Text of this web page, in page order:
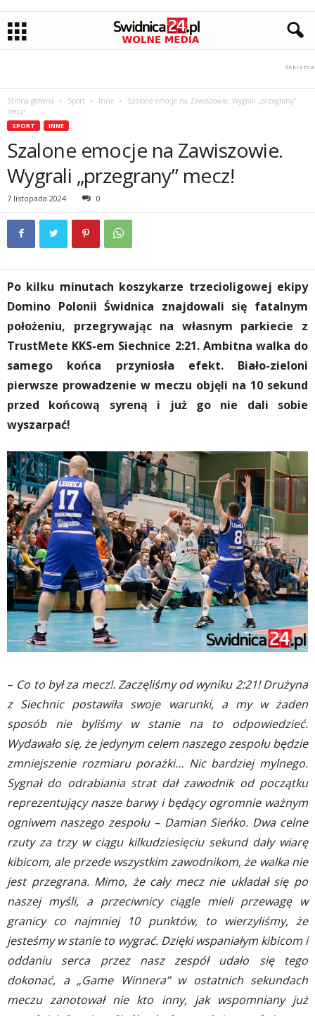
Strona główna Sport Inne
Szalone emocje na Zawiszowie. Wygrali „przegrany”
mecz!
SPORT INNE
Szalone emocje na Zawiszowie.
Wygrali „przegrany” mecz!
7 listopada 2024 0
Po kilku minutach koszykarze trzecioligowej ekipy
Domino Polonii Świdnica znajdowali się fatalnym
położeniu, przegrywając na własnym parkiecie z
TrustMete KKS-em Siechnice 2:21. Ambitna walka do
samego końca przyniosła efekt. Biało-zieloni
pierwsze prowadzenie w meczu objęli na 10 sekund
przed końcową syreną i już go nie dali sobie
wyszarpać!
– Co to był za mecz!. Zaczęliśmy od wyniku 2:21! Drużyna
z Siechnic postawiła swoje warunki, a my w żaden
sposób nie byliśmy w stanie na to odpowiedzieć.
Wydawało się, że jedynym celem naszego zespołu będzie
zmniejszenie rozmiaru porażki… Nic bardziej mylnego.
Sygnał do odrabiania strat dał zawodnik od początku
reprezentujący nasze barwy i będący ogromnie ważnym
ogniwem naszego zespołu – Damian Sieńko. Dwa celne
rzuty za trzy w ciągu kilkudziesięciu sekund dały wiarę
kibicom, ale przede wszystkim zawodnikom, że walka nie
jest przegrana. Mimo, że cały mecz nie układał się po
naszej myśli, a przeciwnicy ciągle mieli przewagę w
granicy co najmniej 10 punktów, to wierzyliśmy, że
jesteśmy w stanie to wygrać. Dzięki wspaniałym kibicom i
oddaniu serca przez nasz zespół udało się tego
dokonać, a „Game Winnera” w ostatnich sekundach
meczu zanotował nie kto inny, jak wspomniany już